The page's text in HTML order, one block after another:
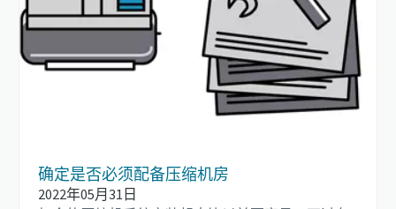
确定是否必须配备压缩机房
2022年05月31日